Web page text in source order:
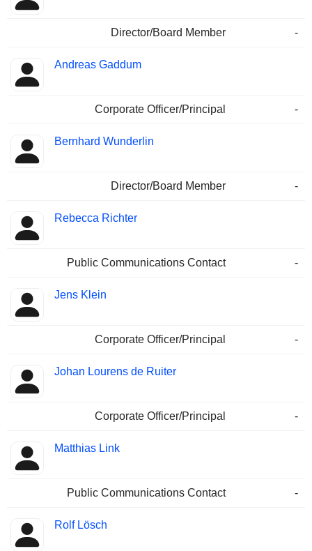
Director/Board Member -
Andreas Gaddum
Corporate Officer/Principal -
Bernhard Wunderlin
Director/Board Member -
Rebecca Richter
Public Communications Contact -
Jens Klein
Corporate Officer/Principal -
Johan Lourens de Ruiter
Corporate Officer/Principal -
Matthias Link
Public Communications Contact -
Rolf Lösch